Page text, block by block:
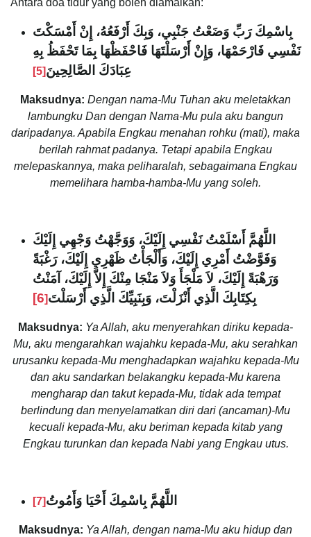
Antara doa tidur yang boleh diamalkan:
بِاسْمِكَ رَبِّ وَضَعْتُ جَنْبِي، وَبِكَ أَرْفَعُهُ، إِنْ أَمْسَكْتَ
نَفْسِي فَارْحَمْهَا، وَإِنْ أَرْسَلْتَهَا فَاحْفَظْهَا بِمَا تَحْفَظُ بِهِ
عِبَادَكَ الصَّالِحِينَ[5]
Maksudnya: Dengan nama-Mu Tuhan aku meletakkan
lambungku Dan dengan Nama-Mu pula aku bangun
daripadanya. Apabila Engkau menahan rohku (mati), maka
berilah rahmat padanya. Tetapi apabila Engkau
melepaskannya, maka peliharalah, sebagaimana Engkau
memelihara hamba-hamba-Mu yang soleh.
اللَّهُمَّ أَسْلَمْتُ نَفْسِي إِلَيْكَ، وَوَجَّهْتُ وَجْهِي إِلَيْكَ
وَفَوَّضْتُ أَمْرِي إِلَيْكَ، وَأَلْجَأْتُ ظَهْرِي إِلَيْكَ، رَغْبَةً
وَرَهْبَةً إِلَيْكَ، لاَ مَلْجَأَ وَلاَ مَنْجَا مِنْكَ إِلاَّ إِلَيْكَ، آمَنْتُ
بِكِتَابِكَ الَّذِي أَنْزَلْتَ، وَبِنَبِيِّكَ الَّذِي أَرْسَلْتَ[
6]
Maksudnya: Ya Allah, aku menyerahkan diriku kepada-
Mu, aku mengarahkan wajahku kepada-Mu, aku serahkan
urusanku kepada-Mu menghadapkan wajahku kepada-Mu
dan aku sandarkan belakangku kepada-Mu karena
mengharap dan takut kepada-Mu, tidak ada tempat
berlindung dan menyelamatkan diri dari (ancaman)-Mu
kecuali kepada-Mu, aku beriman kepada kitab yang
Engkau turunkan dan kepada Nabi yang Engkau utus.
اللَّهُمَّ بِاسْمِكَ أَحْيَا وَأَمُوتُ[7]
Maksudnya: Ya Allah, dengan nama-Mu aku hidup dan